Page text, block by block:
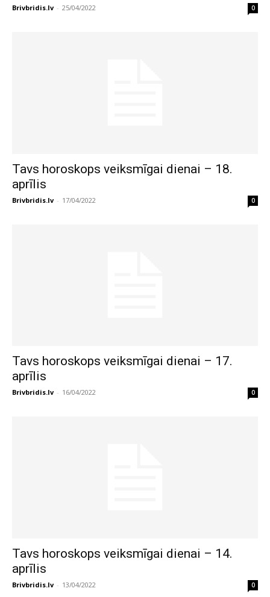
Brivbridis.lv - 25/04/2022 0
Tavs horoskops veiksmīgai dienai – 18.
aprīlis
Brivbridis.lv - 17/04/2022 0
Tavs horoskops veiksmīgai dienai – 17.
aprīlis
Brivbridis.lv - 16/04/2022 0
Tavs horoskops veiksmīgai dienai – 14.
aprīlis
Brivbridis.lv - 13/04/2022 0